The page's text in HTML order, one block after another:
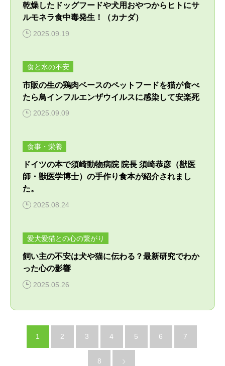
診療案内・申し込み
ケース別対応窓口
病院概要
フォトチェック
バイオレゾナンストリートメントとは
個別プログラム
季節パック
須崎院長が運営する各種サイト
須崎サプリ
ペットアカデミー
獣医師から学ぶペットのための通信講座
獣医学と栄養学の適切な知識の普及
乾燥したドッグフードや犬用おやつからヒトにサ
ルモネラ食中毒発生！（カナダ）
2025.09.19
食と水の不安
市販の生の鶏肉ベースのペットフードを猫が食べ
たら鳥インフルエンザウイルスに感染して安楽死
2025.09.09
食事・栄養
ドイツの本で須崎動物病院 院長 須崎恭彦（獣医
師・獣医学博士）の手作り食本が紹介されまし
た。
2025.08.24
愛犬愛猫との心の繋がり
飼い主の不安は犬や猫に伝わる？最新研究でわか
った心の影響
2025.05.26
1 2 3 4 5 6 7
8